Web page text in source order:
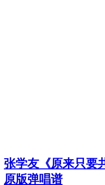
张学友《原来只要
原版弹唱谱